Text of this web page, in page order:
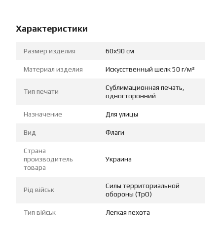
Характеристики
Размер изделия 60х90 см
Материал изделия Искусственный шелк 50 г/м²
Тип печати
Сублимационная печать,
односторонний
Назначение Для улицы
Вид Флаги
Страна
производитель
товара
Украина
Рід військ
Силы территориальной
обороны (ТрО)
Тип військ Легкая пехота